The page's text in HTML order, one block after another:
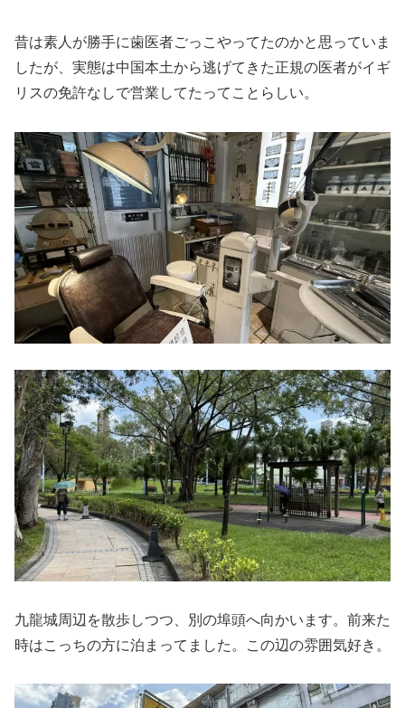
昔は素人が勝手に歯医者ごっこやってたのかと思っていま
したが、実態は中国本土から逃げてきた正規の医者がイギ
リスの免許なしで営業してたってことらしい。
九龍城周辺を散歩しつつ、別の埠頭へ向かいます。前来た
時はこっちの方に泊まってました。この辺の雰囲気好き。